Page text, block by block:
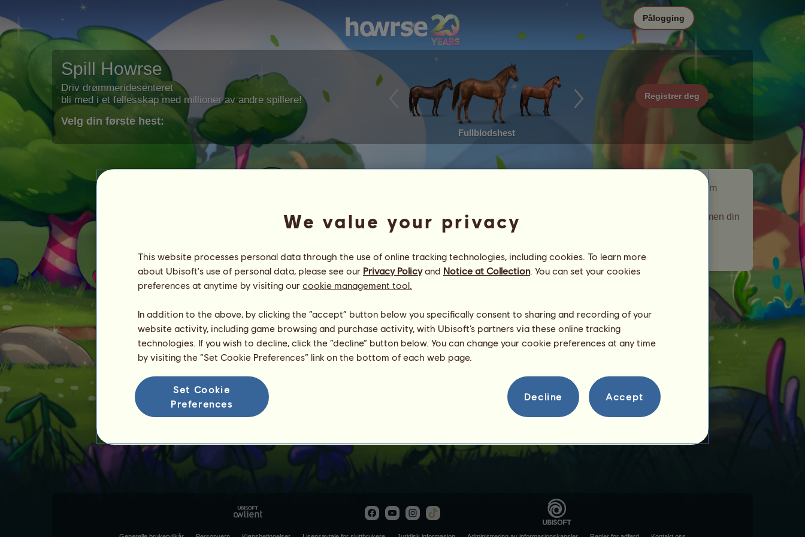
Spill Howrse
Driv drømmeridesenteret
bli med i et fellesskap med millioner av andre spillere!
Velg din første hest:
Fullblodshest
Registrer deg
Pålogging
Sebrahjørning
Sebrahjørning er en vandrende hest som
begivenheten. Den ble på oppdrettsfarmen din
Antall besøkende spillere:
We value your privacy
This website processes personal data through the use of online tracking technologies, including cookies. To learn more
about Ubisoft's use of personal data, please see our Privacy Policyand Notice at Collection. You can set your cookies
preferences at anytime by visiting our cookie management tool.
In addition to the above, by clicking the “accept” button below you specifically consent to sharing and recording of your
website activity, including game browsing and purchase activity, with Ubisoft’s partners via these online tracking
technologies. If you wish to decline, click the “decline” button below. You can change your cookie preferences at any time
by visiting the “Set Cookie Preferences” link on the bottom of each web page.
Set Cookie
Preferences
Decline Accept